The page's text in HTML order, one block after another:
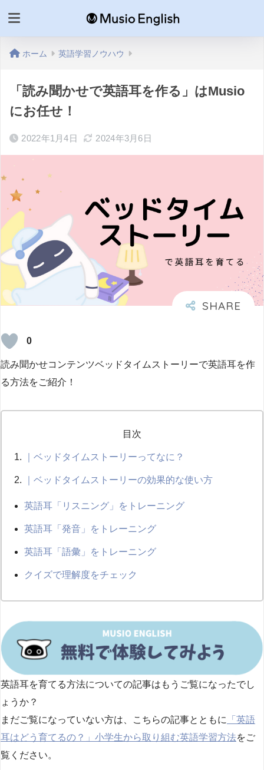
ホーム 英語学習ノウハウ
「読み聞かせで英語耳を作る」はMusio
にお任せ！
2022年1月4日 2024年3月6日
0
読み聞かせコンテンツベッドタイムストーリーで英語耳を作
る方法をご紹介！
目次
｜ベッドタイムストーリーってなに？
｜ベッドタイムストーリーの効果的な使い方
英語耳「リスニング」をトレーニング
英語耳「発音」をトレーニング
英語耳「語彙」をトレーニング
クイズで理解度をチェック
英語耳を育てる方法についての記事はもうご覧になったでし
ょうか？
まだご覧になっていない方は、こちらの記事とともに
「英語
耳はどう育てるの？」小学生から取り組 む英語学習方法をご
覧ください。